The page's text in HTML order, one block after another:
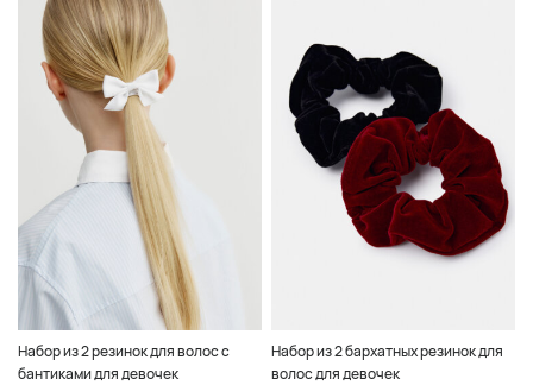
Набор из 2 резинок для волос с
бантиками для девочек
Набор из 2 бархатных резинок для
волос для девочек